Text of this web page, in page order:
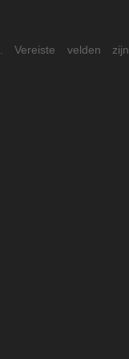
Vereiste velden zijn